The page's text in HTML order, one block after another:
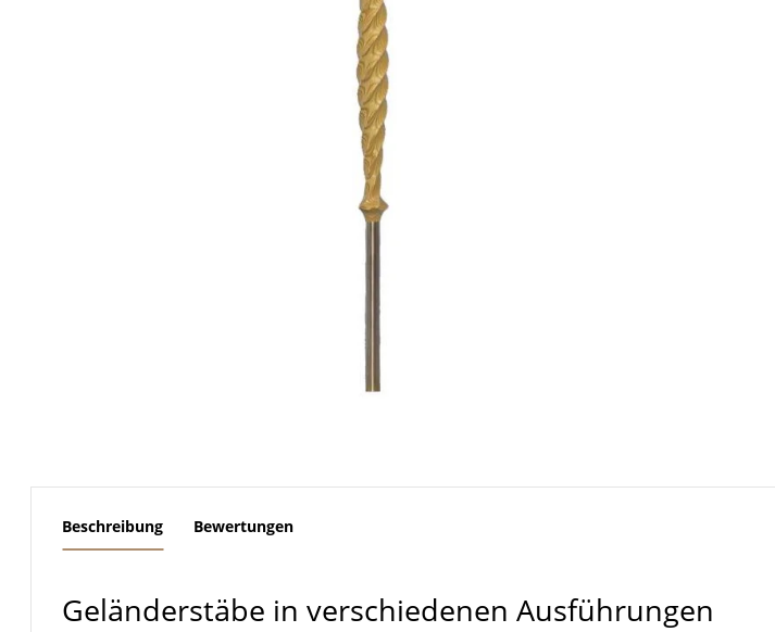
Beschreibung Bewertungen
Geländerstäbe in verschiedenen Ausführungen